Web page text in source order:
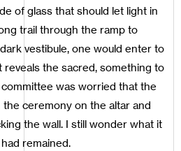
of glass that should let light in
trail through the ramp to
vestibule, one would enter to
reveals the sacred, something to
was worried that the
ceremony on the altar and
the wall. I still wonder what it
remained.